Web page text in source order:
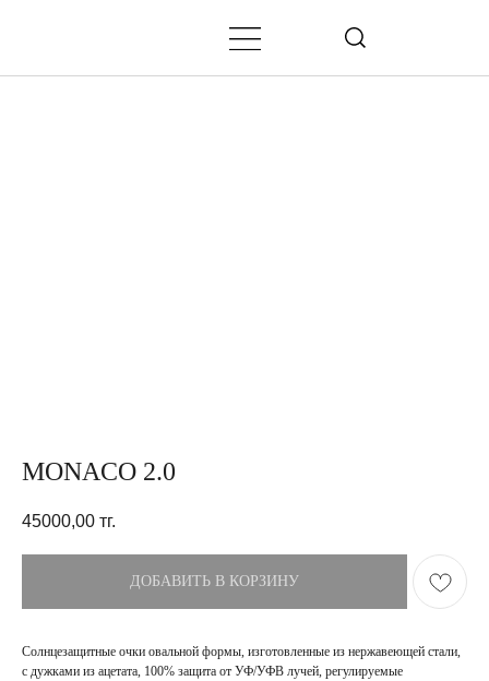
MONACO 2.0
45000,00 тг.
ДОБАВИТЬ В КОРЗИНУ
Солнцезащитные очки овальной формы, изготовленные из нержавеющей стали,
с дужками из ацетата, 100% защита от УФ/УФВ лучей, регулируемые